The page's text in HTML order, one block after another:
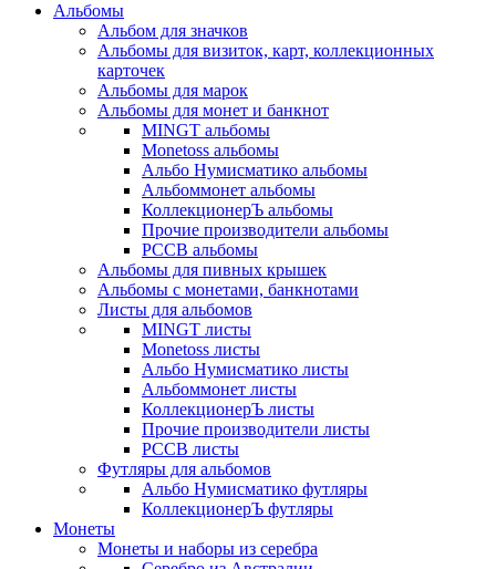
Альбомы
Альбом для значков
Альбомы для визиток, карт, коллекционных
карточек
Альбомы для марок
Альбомы для монет и банкнот
MINGT альбомы
Monetoss альбомы
Альбо Нумисматико альбомы
Альбоммонет альбомы
КоллекционерЪ альбомы
Прочие производители альбомы
РССВ альбомы
Альбомы для пивных крышек
Альбомы с монетами, банкнотами
Листы для альбомов
MINGT листы
Monetoss листы
Альбо Нумисматико листы
Альбоммонет листы
КоллекционерЪ листы
Прочие производители листы
РССВ листы
Футляры для альбомов
Альбо Нумисматико футляры
КоллекционерЪ футляры
Монеты
Монеты и наборы из серебра